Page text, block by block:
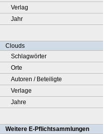
Verlag
Jahr
Clouds
Schlagwörter
Orte
Autoren / Beteiligte
Verlage
Jahre
Weitere E-Pflichtsammlungen